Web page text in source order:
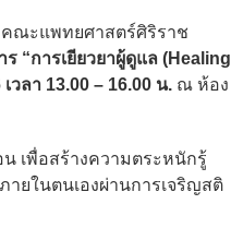
ณะแพทยศาสตร์ศิริราช
ร “การเยียวยาผู้ดูแล (Healing
ลา 13.00 – 16.00 น. ณ ห้อง
เพื่อสร้างความตระหนักรู้
ยในตนเองผ่านการเจริญสติ